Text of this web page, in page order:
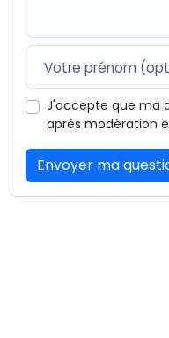
J'accepte que ma
après modération
Envoyer ma